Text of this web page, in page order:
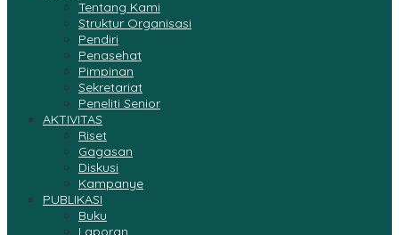
Tentang Kami
Struktur Organisasi
Pendiri
Penasehat
Pimpinan
Sekretariat
Peneliti Senior
AKTIVITAS
Riset
Gagasan
Diskusi
Kampanye
PUBLIKASI
Buku
Laporan